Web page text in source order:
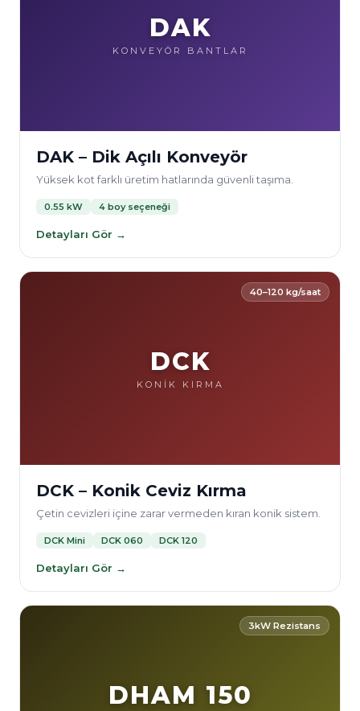
DAK
KONVEYÖR BANTLAR
DAK – Dik Açılı Konveyör
Yüksek kot farklı üretim hatlarında güvenli taşıma.
0.55 kW 4 boy seçeneği
Detayları Gör →
40–120 kg/saat
DCK
KONİK KIRMA
DCK – Konik Ceviz Kırma
Çetin cevizleri içine zarar vermeden kıran konik sistem.
DCK Mini DCK 060 DCK 120
Detayları Gör →
3kW Rezistans
DHAM 150